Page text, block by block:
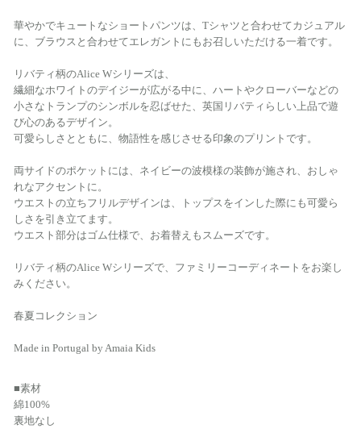
華やかでキュートなショートパンツは、Tシャツと合わせてカジュアル
に、ブラウスと合わせてエレガントにもお召しいただける一着です。
リバティ柄のAlice Wシリーズは、
繊細なホワイトのデイジーが広がる中に、ハートやクローバーなどの
小さなトランプのシンボルを忍ばせた、英国リバティらしい上品で遊
び心のあるデザイン。
可愛らしさとともに、物語性を感じさせる印象のプリントです。
両サイドのポケットには、ネイビーの波模様の装飾が施され、おしゃ
れなアクセントに。
ウエストの立ちフリルデザインは、トップスをインした際にも可愛ら
しさを引き立てます。
ウエスト部分はゴム仕様で、お着替えもスムーズです。
リバティ柄のAlice Wシリーズで、ファミリーコーディネートをお楽し
みください。
春夏コレクション
Made in Portugal by Amaia Kids
■素材
綿100%
裏地なし